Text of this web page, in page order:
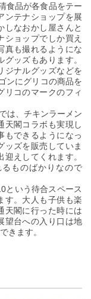
食品が各食品をテー
ンテナショップを展
しなおかし屋さんと
ョップでしか買え
真も撮れるようにな
ッズもあります。
ジナルグッズなどを
ンにグリコの商品を
リコのマークのフィ
は、チキンラーメン
天閣コラボも実現し
もできるようになっ
ッズを販売していま
えしてくれます。
ものばかりなので
という待合スペース
す。大人も子供も楽
天閣に行った時には
望台への入り口は地
きます。